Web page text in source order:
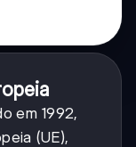
em 1992,
(UE),